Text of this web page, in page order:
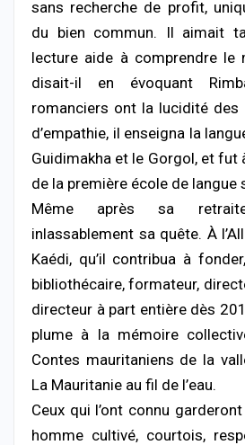
sans recherche de profit,
du bien commun. Il aimait
lecture aide à comprendre le
disait-il en évoquant
romanciers ont la lucidité des
d’empathie, il enseigna la
Guidimakha et le Gorgol, et fut
de la première école de langue
Même après sa
inlassablement sa quête. À
Kaédi, qu’il contribua à
bibliothécaire, formateur,
directeur à part entière dès
plume à la mémoire
Contes mauritaniens de la
La Mauritanie au fil de l’eau.
Ceux qui l’ont connu garderont
homme cultivé, courtois,